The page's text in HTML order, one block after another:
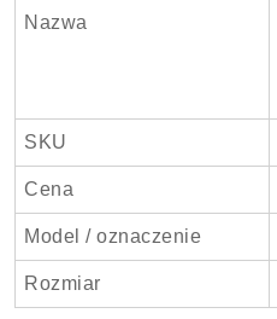
Nazwa
SKU
Cena
Model / oznaczenie
Rozmiar